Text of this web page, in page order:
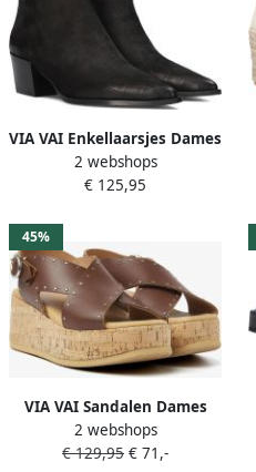
VIA VAI Enkellaarsjes Dames
Kate Malina Maat: 38
Materiaal: Leer Kleur: Zwart
2 webshops
€ 125,95
45%
VIA VAI Sandalen Dames
Sissel Elaine Maat: 41
Materiaal: Leer Kleur: Zand
2 webshops
€ 129,95 € 71,-